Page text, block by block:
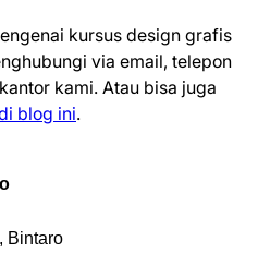
kursus design grafis
via email, telepon
kami. Atau bisa juga
blog ini.
Bintaro